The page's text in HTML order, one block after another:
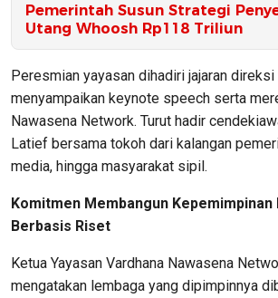
Pemerintah Susun Strategi
Utang Whoosh Rp118 Triliun
Peresmian yayasan dihadiri jajaran
menyampaikan keynote speech serta
Nawasena Network. Turut hadir
Latief bersama tokoh dari kalangan
media, hingga masyarakat sipil.
Komitmen Membangun Kepemimpinan
Berbasis Riset
Ketua Yayasan Vardhana Nawasena
mengatakan lembaga yang dipimpinnya